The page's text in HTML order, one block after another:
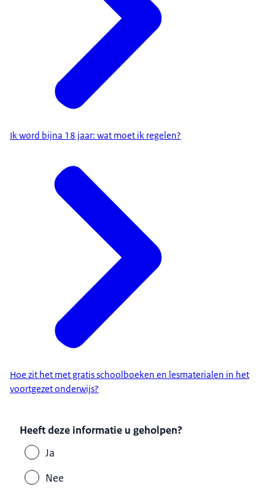
Ik word bijna 18 jaar: wat moet ik regelen?
Hoe zit het met gratis schoolboeken en lesmaterialen in het
voortgezet onderwijs?
Heeft deze informatie u geholpen?
Ja
Nee